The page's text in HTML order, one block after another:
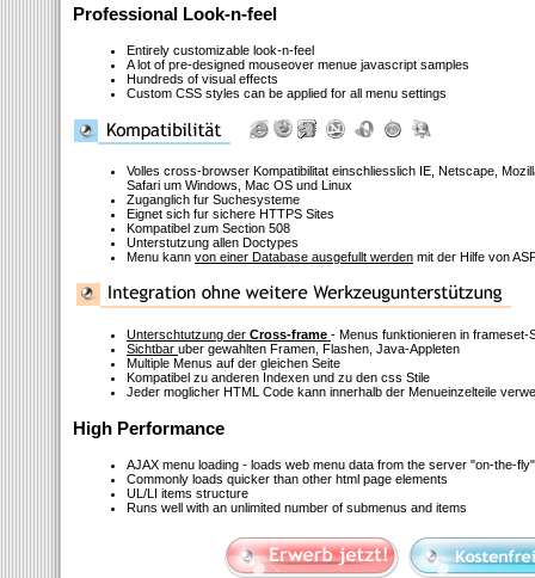
Professional Look-n-feel
Entirely customizable look-n-feel
A lot of pre-designed mouseover menue javascript samples
Hundreds of visual effects
Custom CSS styles can be applied for all menu settings
Volles cross-browser Kompatibilitat einschliesslich IE, Netscape,
Safari um Windows, Mac OS und Linux
Zuganglich fur Suchesysteme
Eignet sich fur sichere HTTPS Sites
Kompatibel zum Section 508
Unterstutzung allen Doctypes
Menu kann von einer Database ausgefullt werden mit der Hilfe von
Unterschtutzung der Cross-frame - Menus funktionieren in frameset-
Sichtbar uber gewahlten Framen, Flashen, Java-Appleten
Multiple Menus auf der gleichen Seite
Kompatibel zu anderen Indexen und zu den css Stile
Jeder moglicher HTML Code kann innerhalb der Menueinzelteile
High Performance
AJAX menu loading - loads web menu data from the server "on-the-
Commonly loads quicker than other html page elements
UL/LI items structure
Runs well with an unlimited number of submenus and items